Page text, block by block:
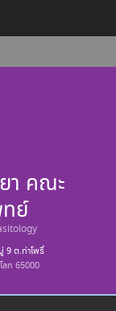
า คณะ
ย์
9 ต.ท่าโพธิ์
ก 65000